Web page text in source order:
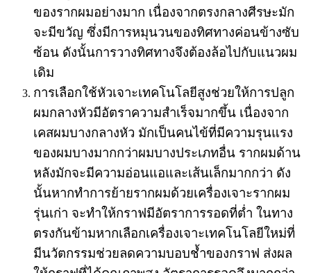
ของรากผมอย่างมาก เนื่องจากตรงกลางศีรษะมัก
จะมีขวัญ ซึ่งมีการหมุนวนของทิศทางค่อนข้างซับ
ซ้อน ดังนั้นการวางทิศทางจึงต้องล้อไปกับแนวผม
เดิม
การเลือกใช้หัวเจาะเทคโนโลยีสูงช่วยให้การปลูก
ผมกลางหัวมีอัตราความสำเร็จมากขึ้น เนื่องจาก
เคสผมบางกลางหัว มักเป็นคนไข้ที่มีความรุนแรง
ของผมบางมากกว่าผมบางประเภทอื่น รากผมด้าน
หลังมักจะมีความอ่อนแอและเส้นเล็กมากกว่า ดัง
นั้นหากทำการย้ายรากผมด้วยเครื่องเจาะรากผม
รุ่นเก่า จะทำให้กราฟมีอัตราการรอดที่ต่ำ ในทาง
ตรงกันข้ามหากเลือกเครื่องเจาะเทคโนโลยีใหม่ที่
มีนวัตกรรมช่วยลดความบอบช้ำของกราฟ ส่งผล